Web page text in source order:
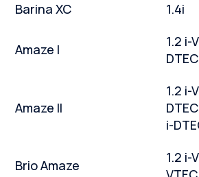
Barina XC 1.4i
Amaze I
1.2 i-
DTEC
Amaze II
1.2 i-
i-
Brio Amaze
1.2 i-